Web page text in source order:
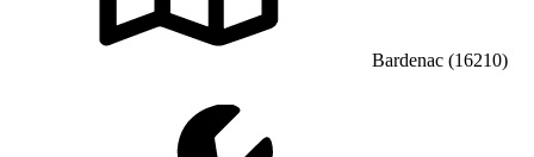
Bardenac (16210)